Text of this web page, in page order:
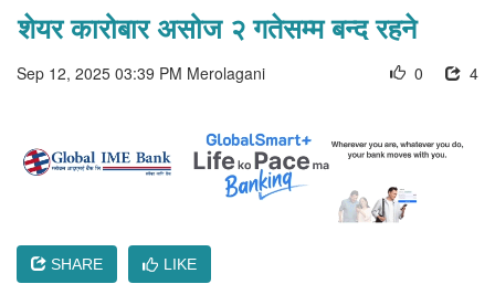
शेयर कारोबार असोज २ गतेसम्म बन्द रहने
Sep 12, 2025 03:39 PM Merolagani 4
0
SHARE LIKE